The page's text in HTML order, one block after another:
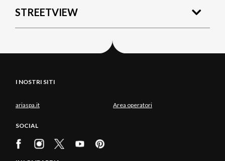
STREETVIEW
I NOSTRI SITI
ariaspa.it Area operatori
SOCIAL